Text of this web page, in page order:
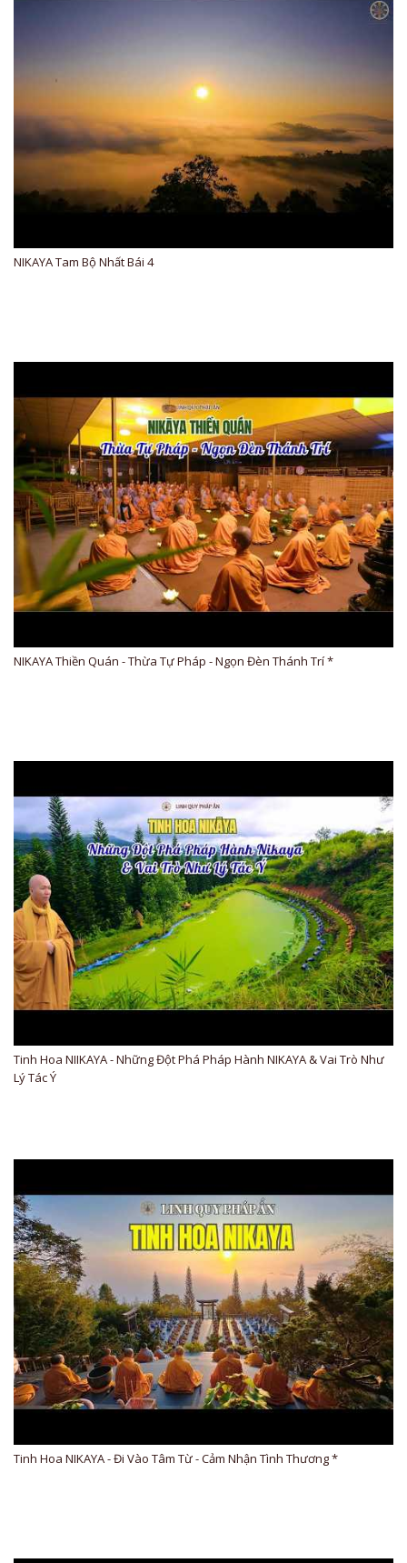
NIKAYA Tam Bộ Nhất Bái 4
NIKAYA Thiền Quán - Thừa Tự Pháp - Ngọn Đèn Thánh Trí *
Tinh Hoa NIIKAYA - Những Đột Phá Pháp Hành NIKAYA & Vai Trò Như
Lý Tác Ý
Tinh Hoa NIKAYA - Đi Vào Tâm Từ - Cảm Nhận Tình Thương *